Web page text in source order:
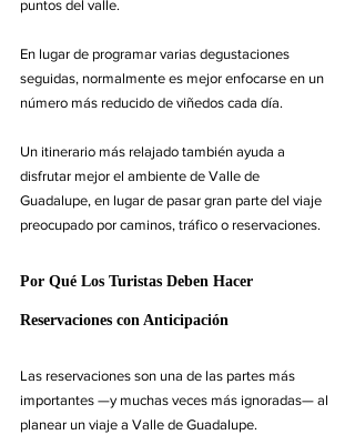
puntos del valle.
En lugar de programar varias degustaciones
seguidas, normalmente es mejor enfocarse en un
número más reducido de viñedos cada día.
Un itinerario más relajado también ayuda a
disfrutar mejor el ambiente de Valle de
Guadalupe, en lugar de pasar gran parte del viaje
preocupado por caminos, tráfico o reservaciones.
Por Qué Los Turistas Deben Hacer
Reservaciones con Anticipación
Las reservaciones son una de las partes más
importantes —y muchas veces más ignoradas— al
planear un viaje a Valle de Guadalupe.